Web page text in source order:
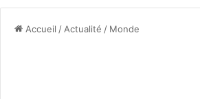
Accueil / Actualité / Monde